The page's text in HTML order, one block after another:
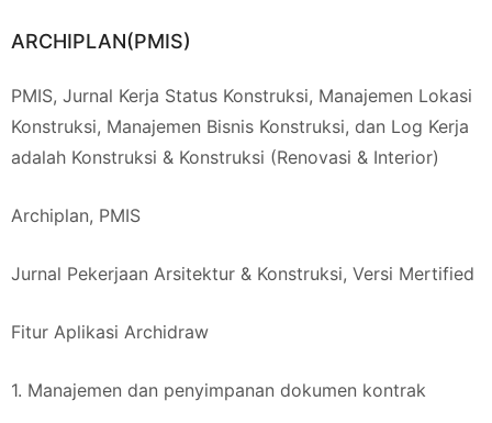
ARCHIPLAN(PMIS)
PMIS, Jurnal Kerja Status Konstruksi, Manajemen Lokasi
Konstruksi, Manajemen Bisnis Konstruksi, dan Log Kerja
adalah Konstruksi & Konstruksi (Renovasi & Interior)
Archiplan, PMIS
Jurnal Pekerjaan Arsitektur & Konstruksi, Versi Mertified
Fitur Aplikasi Archidraw
1. Manajemen dan penyimpanan dokumen kontrak